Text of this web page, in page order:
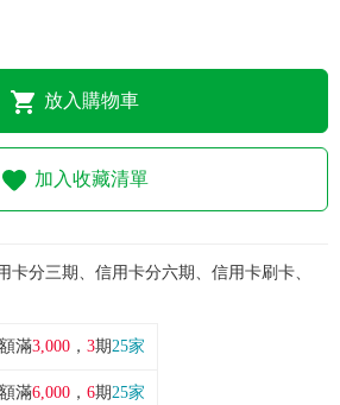
放入購物車
加入收藏清單
卡分三期、信用卡分六期、信用卡刷卡、
滿3,000 ， 3期25家
滿6,000 ， 6期25家